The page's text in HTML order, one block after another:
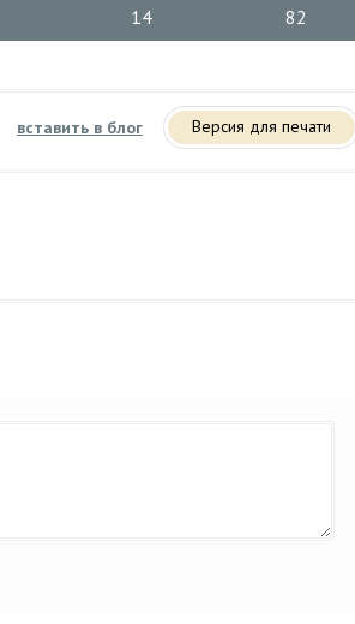
14 82
вставить в блог Версия для печати